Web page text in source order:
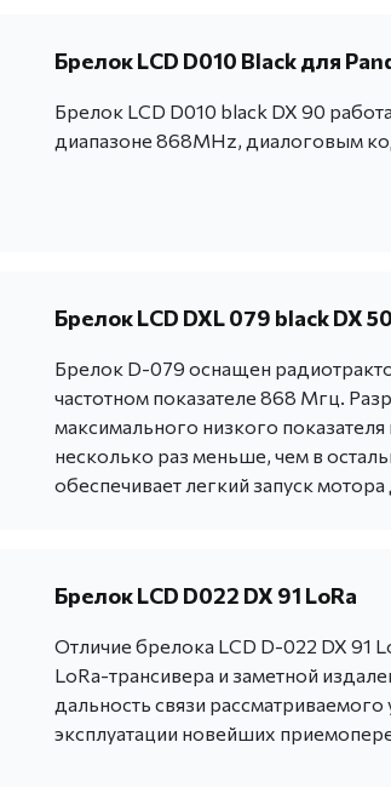
Брелок LCD D010 Black для
Брелок LCD D010 black DX 90
диапазоне 868MHz, диалоговым
Брелок LCD DXL 079 black DX
Брелок D-079 оснащен
частотном показателе 868 Мгц.
максимального низкого
несколько раз меньше, чем в
обеспечивает легкий запуск
Брелок LCD D022 DX 91 LoRa
Отличие брелока LCD D-022 DX 91
LoRa-трансивера и заметной
дальность связи рассматриваемого
эксплуатации новейших